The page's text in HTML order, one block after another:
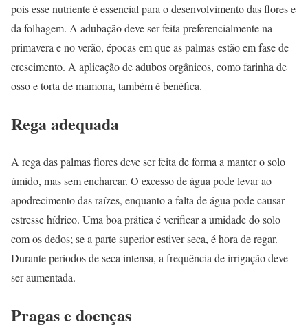
pois esse nutriente é essencial para o desenvolvimento das flores e
da folhagem. A adubação deve ser feita preferencialmente na
primavera e no verão, épocas em que as palmas estão em fase de
crescimento. A aplicação de adubos orgânicos, como farinha de
osso e torta de mamona, também é benéfica.
Rega adequada
A rega das palmas flores deve ser feita de forma a manter o solo
úmido, mas sem encharcar. O excesso de água pode levar ao
apodrecimento das raízes, enquanto a falta de água pode causar
estresse hídrico. Uma boa prática é verificar a umidade do solo
com os dedos; se a parte superior estiver seca, é hora de regar.
Durante períodos de seca intensa, a frequência de irrigação deve
ser aumentada.
Pragas e doenças